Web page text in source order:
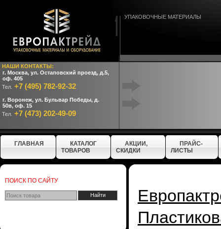
НАШИ КОНТАКТЫ:
г. Москва, ул. Остаповский проезд, д.5,
оф. 405
Тел. +7 (495) 782-92-32
г. Воронеж, ул. Бульвар Победы, д.
50в, оф. 15
Тел. +7 (473) 202-49-09
УПАКОВОЧНЫЕ МАТЕРИАЛЫ
ГЛАВНАЯ
КАТАЛОГ
ТОВАРОВ
АКЦИИ,
СКИДКИ
ПРАЙС-
ЛИСТЫ
ПОИСК ПО САЙТУ